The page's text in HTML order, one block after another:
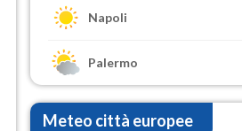
Napoli
Palermo
Meteo città europee